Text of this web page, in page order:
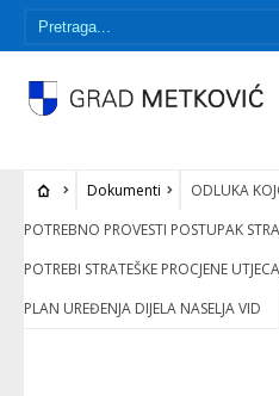
Dokumenti
ODLUKA
POTREBNO PROVESTI POSTUPAK
POTREBI STRATEŠKE PROCJENE
PLAN UREĐENJA DIJELA NASELJA VID